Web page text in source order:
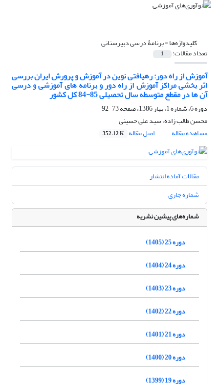
کلیدواژه‌ها =برنامۀ درسی دبیرستانی
تعداد مقالات: 1
آموزش از راه دور: رهیافتی نوین در آموزش و پرورش ایران بررسی
اثر بخشی مراکز آموزش از راه دور و برنامه های آموزشی و درسی
آن ها در مقطع متوسطه سال تحصیلی 85-84 کل کشور
دوره 6، شماره 1، بهار 1386، صفحه
73-92
محسن طالب زاده، سید علی حسینی
مشاهده مقاله
اصل مقاله 352.12 K
مقالات آماده انتشار
شماره جاری
شماره‌های پیشین نشریه
دوره 25 (1405)
دوره 24 (1404)
دوره 23 (1403)
دوره 22 (1402)
دوره 21 (1401)
دوره 20 (1400)
دوره 19 (1399)